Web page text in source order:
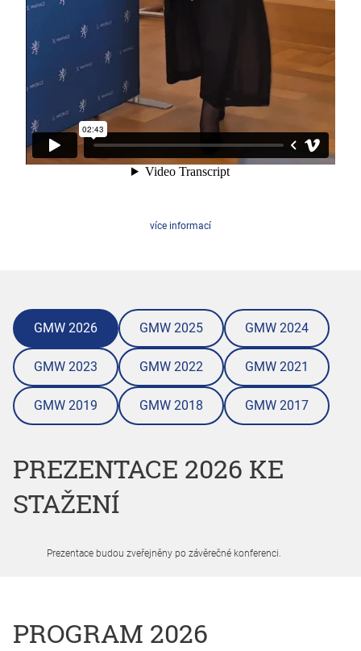
více informací
GMW 2026 GMW 2025 GMW 2024
GMW 2023 GMW 2022 GMW 2021
GMW 2019 GMW 2018 GMW 2017
PREZENTACE 2026 KE
STAŽENÍ
Prezentace budou zveřejněny po závěrečné konferenci.
PROGRAM 2026